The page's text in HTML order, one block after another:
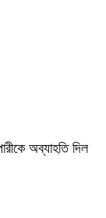
অব্যাহতি দিল